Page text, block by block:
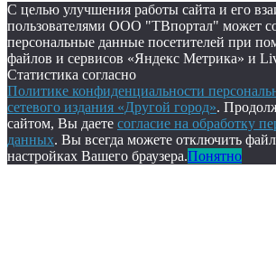
С целью улучшения работы сайта и его
пользователями ООО "ТВпортал" может
персональные данные посетителей при
файлов и сервисов «Яндекс Метрика» и
Статистика согласно
Политике конфиденциальности
сетевого издания «Другой город».
сайтом, Вы даете согласие на обработку
данных. Вы всегда можете отключить
настройках Вашего браузера.Понятно